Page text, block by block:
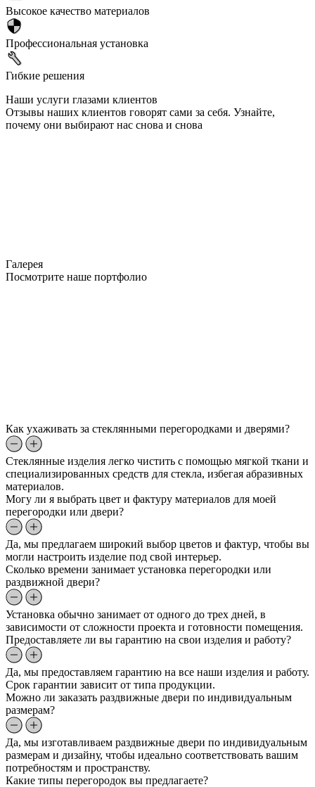
Высокое качество материалов
Профессиональная установка
Гибкие решения
Наши услуги глазами клиентов
Отзывы наших клиентов говорят сами за себя. Узнайте,
почему они выбирают нас снова и снова
Галерея
Посмотрите наше портфолио
Как ухаживать за стеклянными перегородками и дверями?
Стеклянные изделия легко чистить с помощью мягкой ткани и
специализированных средств для стекла, избегая абразивных
материалов.
Могу ли я выбрать цвет и фактуру материалов для моей
перегородки или двери?
Да, мы предлагаем широкий выбор цветов и фактур, чтобы вы
могли настроить изделие под свой интерьер.
Сколько времени занимает установка перегородки или
раздвижной двери?
Установка обычно занимает от одного до трех дней, в
зависимости от сложности проекта и готовности помещения.
Предоставляете ли вы гарантию на свои изделия и работу?
Да, мы предоставляем гарантию на все наши изделия и работу.
Срок гарантии зависит от типа продукции.
Можно ли заказать раздвижные двери по индивидуальным
размерам?
Да, мы изготавливаем раздвижные двери по индивидуальным
размерам и дизайну, чтобы идеально соответствовать вашим
потребностям и пространству.
Какие типы перегородок вы предлагаете?